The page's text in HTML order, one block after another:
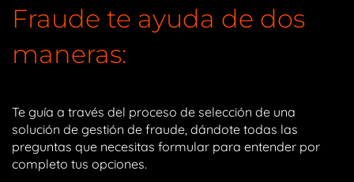
Fraude te ayuda de dos
maneras:
Te guía a través del proceso de selección de una
solución de gestión de fraude, dándote todas las
preguntas que necesitas formular para entender por
completo tus opciones.